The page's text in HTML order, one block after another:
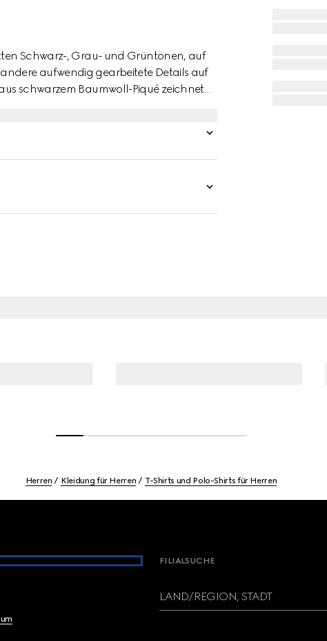
Schwarz-, Grau- und Grüntönen, auf
aufwendig gearbeitete Details auf
schwarzem Baumwoll-Piqué zeichnet
Herren Kleidung für Herren T-Shirts und Polo-Shirts für Herren
FILIALSUCHE
LAND/REGION, STADT